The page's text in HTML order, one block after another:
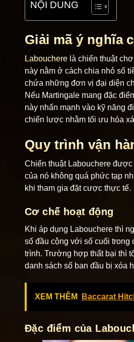
NỘI DUNG
Giải mã ý nghĩa
Labouchere là chiến thuật
này nằm ở cách chia nhỏ số
chứa những đơn vị đại diện
Nếu Martingale mang đặc
này nhấn mạnh vào kỹ năng
chiến lược nhằm tối ưu hóa
Quy trình vận
Chiến thuật Labouchere
của nó không quá phức tạp
khi tham gia đặt cược thực tế.
Cơ chế hoạt động
Khi áp dụng Labouchere thì
số đầu cộng với số cuối
trình. Trường hợp thất bại thì
danh sách số ban đầu bị xóa
XEM THÊM Baccarat
Đặc điểm của